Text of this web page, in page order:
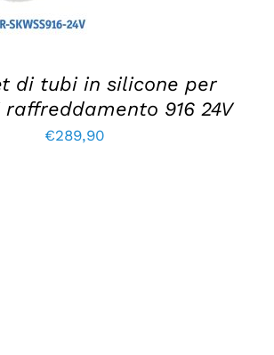
di tubi in silicone per
916 24V
€289,90